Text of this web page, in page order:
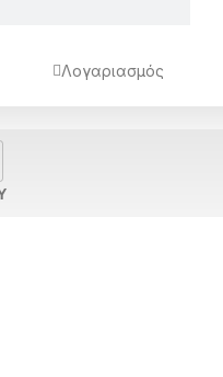
Λογαριασμός